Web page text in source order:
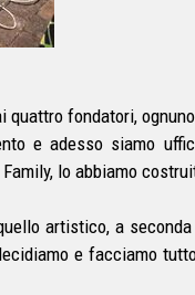
quattro fondatori,
e adesso siamo
lo abbiamo
artistico, a
e facciamo